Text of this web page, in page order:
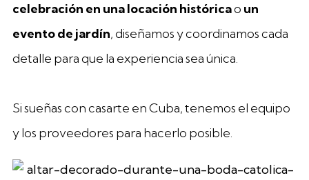
celebración en una locación históricao un
evento de jardín, diseñamos y coordinamos cada
detalle para que la experiencia sea única.
Si sueñas con casarte en Cuba, tenemos el equipo
y los proveedores para hacerlo posible.